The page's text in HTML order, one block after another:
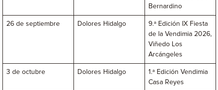
Bernardino
26 de septiembre Dolores Hidalgo
9.ª Edición IX Fiesta
de la Vendimia 2026,
Viñedo Los
Arcángeles
3 de octubre Dolores Hidalgo
1.ª Edición Vendimia
Casa Reyes